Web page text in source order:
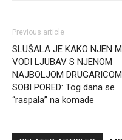
Previous article
SLUŠALA JE KAKO NJEN
VODI LJUBAV S NJENOM
NAJBOLJOM
SOBI PORED: Tog dana se
“raspala” na komade